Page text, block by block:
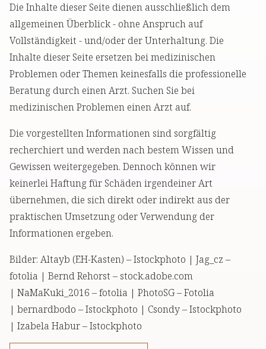
Die Inhalte dieser Seite dienen ausschließlich dem
allgemeinen Überblick - ohne Anspruch auf
Vollständigkeit - und/oder der Unterhaltung. Die
Inhalte dieser Seite ersetzen bei medizinischen
Problemen oder Themen keinesfalls die professionelle
Beratung durch einen Arzt. Suchen Sie bei
medizinischen Problemen einen Arzt auf.
Die vorgestellten Informationen sind sorgfältig
recherchiert und werden nach bestem Wissen und
Gewissen weitergegeben. Dennoch können wir
keinerlei Haftung für Schäden irgendeiner Art
übernehmen, die sich direkt oder indirekt aus der
praktischen Umsetzung oder Verwendung der
Informationen ergeben.
Bilder: Altayb (EH-Kasten) – Istockphoto | Jag_cz –
fotolia | Bernd Rehorst – stock.adobe.com
| NaMaKuki_2016 – fotolia | PhotoSG – Fotolia
| bernardbodo – Istockphoto | Csondy – Istockphoto
| Izabela Habur – Istockphoto